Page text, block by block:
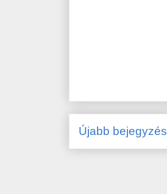
Újabb bejegyzés